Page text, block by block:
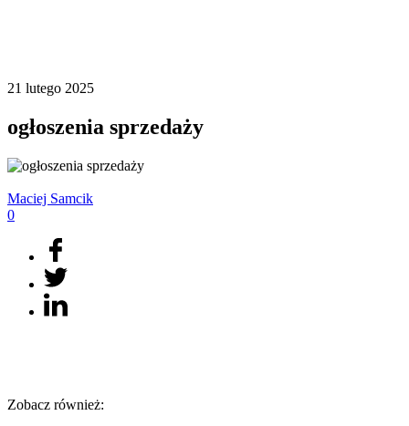
21 lutego 2025
ogłoszenia sprzedaży
Maciej Samcik
0
Zobacz również: